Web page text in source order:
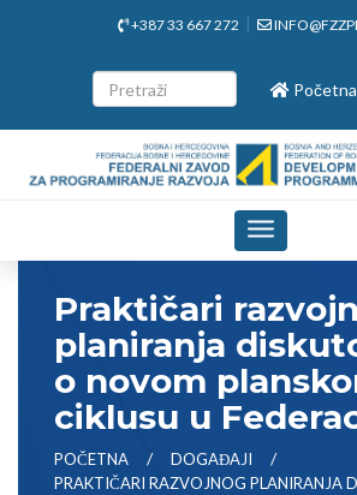
+387 33 667 272
Početna
Toggle
navigation
Praktičari
planiranja
o novom
ciklusu u
POČETNA
DOGAĐAJI
PRAKTIČARI RAZVOJNOG PLANIRANJA